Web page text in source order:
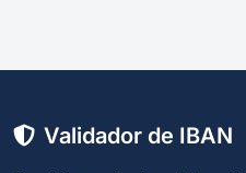
Validador de IBAN